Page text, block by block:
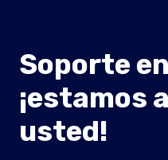
Soporte
¡estamos
usted!